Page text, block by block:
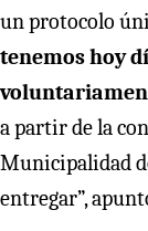
un protocolo
tenemos hoy
a partir de la
Municipalidad
entregar”,